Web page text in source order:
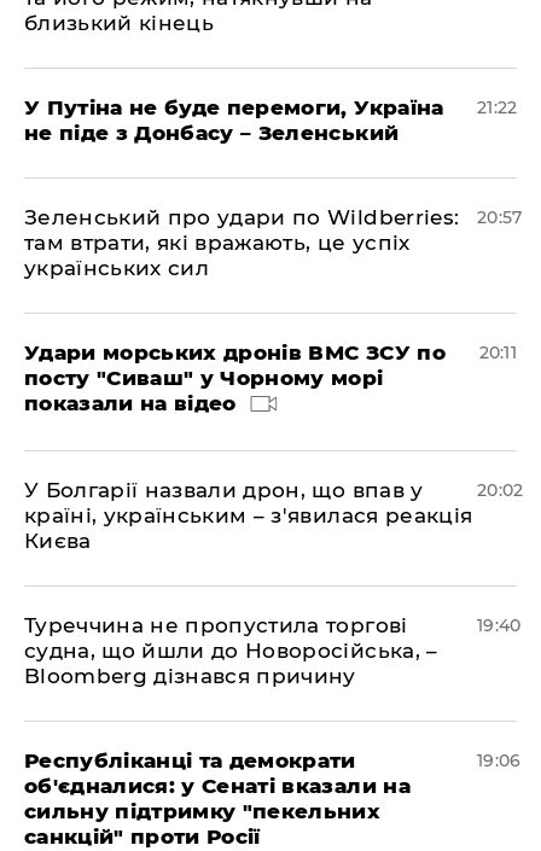
близький кінець
У Путіна не буде перемоги, Україна
не піде з Донбасу – Зеленський
21:22
Зеленський про удари по Wildberries:
там втрати, які вражають, це успіх
українських сил
20:57
Удари морських дронів ВМС ЗСУ по
посту "Сиваш" у Чорному морі
показали на відео
20:11
У Болгарії назвали дрон, що впав у
країні, українським – з'явилася реакція
Києва
20:02
Туреччина не пропустила торгові
судна, що йшли до Новоросійська, –
Bloomberg дізнався причину
19:40
Республіканці та демократи
об'єдналися: у Сенаті вказали на
сильну підтримку "пекельних
санкцій" проти Росії
19:06